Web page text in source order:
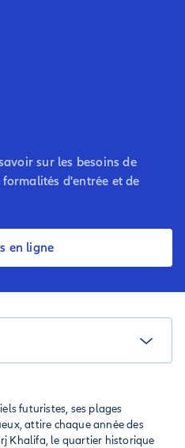
sur les besoins de
d'entrée et de
en ligne
futuristes, ses plages
attire chaque année des
Khalifa, le quartier historique